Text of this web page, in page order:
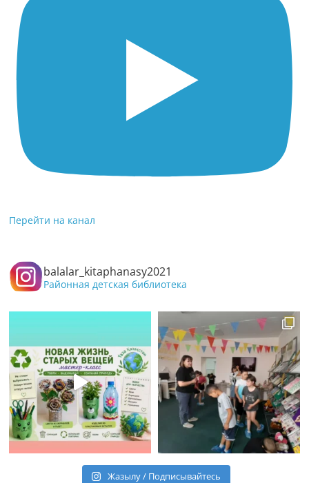
Перейти на канал
balalar_kitaphanasy2021
Районная детская библиотека
Жазылу / Подписывайтесь